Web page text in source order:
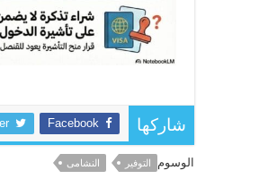
شاركها Facebook
الوسوم التوفير النشامى